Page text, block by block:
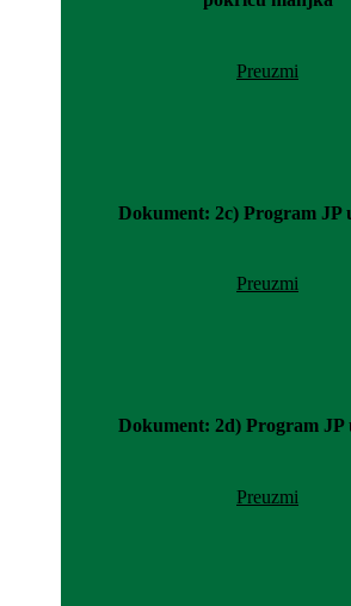
Preuzmi
Dokument: 2c) Program JP
Preuzmi
Dokument: 2d) Program JP
Preuzmi